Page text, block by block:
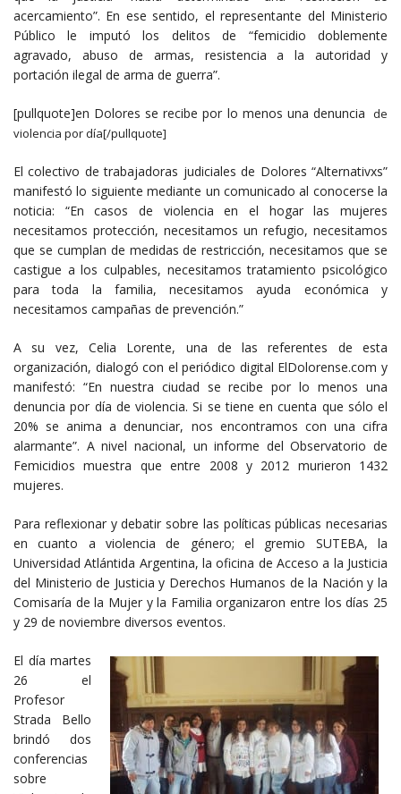
acercamiento”. En ese sentido, el representante del Ministerio
Público le imputó los delitos de “femicidio doblemente
agravado, abuso de armas, resistencia a la autoridad y
portación ilegal de arma de guerra”.
[pullquote]en Dolores se recibe por lo menos una denuncia de
violencia por día[/pullquote]
El colectivo de trabajadoras judiciales de Dolores “Alternativxs”
manifestó lo siguiente mediante un comunicado al conocerse la
noticia: “En casos de violencia en el hogar las mujeres
necesitamos protección, necesitamos un refugio, necesitamos
que se cumplan de medidas de restricción, necesitamos que se
castigue a los culpables, necesitamos tratamiento psicológico
para toda la familia, necesitamos ayuda económica y
necesitamos campañas de prevención.”
A su vez, Celia Lorente, una de las referentes de esta
organización, dialogó con el periódico digital ElDolorense.com y
manifestó: “En nuestra ciudad se recibe por lo menos una
denuncia por día de violencia. Si se tiene en cuenta que sólo el
20% se anima a denunciar, nos encontramos con una cifra
alarmante”. A nivel nacional, un informe del Observatorio de
Femicidios muestra que entre 2008 y 2012 murieron 1432
mujeres.
Para reflexionar y debatir sobre las políticas públicas necesarias
en cuanto a violencia de género; el gremio SUTEBA, la
Universidad Atlántida Argentina, la oficina de Acceso a la Justicia
del Ministerio de Justicia y Derechos Humanos de la Nación y la
Comisaría de la Mujer y la Familia organizaron entre los días 25
y 29 de noviembre diversos eventos.
El día martes
26 el
Profesor
Strada Bello
brindó dos
conferencias
sobre